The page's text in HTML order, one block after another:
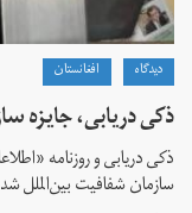
دیدگاه افغانستان
ذکی دریابی، جایزه
ذکی دریابی و روزنامه
سازمان شفافیت بین‌الملل